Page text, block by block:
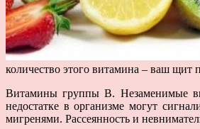
количество этого витамина – ваш
Витамины группы В. Незаменимые
недостатке в организме могут
мигренями. Рассеянность и